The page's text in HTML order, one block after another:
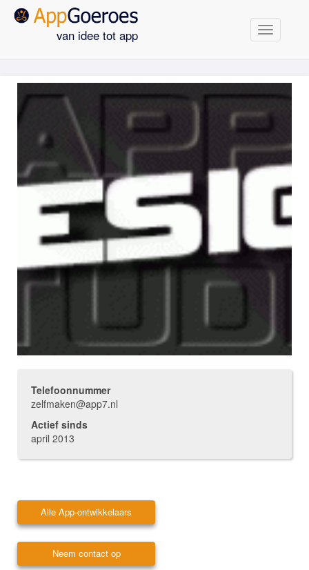
van idee tot app Navigatie
Telefoonnummer
zelfmaken@app7.nl
Actief sinds
april 2013
Alle App-ontwikkelaars
Neem contact op